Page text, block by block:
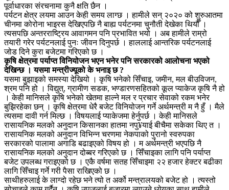
पूर्वाधारका संरचनामा कुनै क्षति छैन ।
पर्यटन क्षेत्र लयमा आउन केही समय लाग्छ । हामीले सन् २०२० को शुरुआतमा
चीनमा कोरोना भाइरस देखिएपछि नै बाह्य पर्यटनमा चुनौती देखेका थियौँ ।
त्यसपछि अन्तरराष्ट्रिय आवागमन पनि प्रभावित भयो । अब हामीले राम्रो
तयारी गरेर पर्यटनलाई पुनः जीवन दिनुपर्छ । हाललाई आन्तरिक पर्यटनलाई
जोड दिने कुरा बजेटमा गरिएको छ ।
कृषि क्षेत्रमा पर्याप्त विनियोजन भएन भनेर पनि सरकारको आलोचना भएको
देखिन्छ । यसमा मन्त्रीज्यूको के भनाइ छ ?
यसमा बुझाइको समस्या देखियो । कृषि भनेको सिँचाइ, जमीन, मल बीउविजन,
श्रम पनि हो । विद्युत्, ग्रामीण सडक, भण्डारणसहितको कूल प्याकेज कृषि नै हो
। केही मानिसले कृषि भनेको खेतमा हाल्ने मल र प्रचार सेवाको रकम भनेर
बुझिरहेका छन् । कृषि क्षेत्रमा धेरै बजेट विनियोजन गर्ने अर्थमन्त्री म नै हुँ । मैले
त्यसमा दावी गर्न मिल्छ । विषयलाई प्याकेजमा हेर्नुपर्छ । केही मानिसले
रासायनिक मलको अनुदान किसानका हातमा नपु¥याई बीचैमा सकेका थिए त ।
रासायनिक मलको अनुदान विभिन्न चरणमा नेकपाको पुरानो स्वरुपका
सरकारको पालामा अगाडि बढाइएको विषय हो । म अर्थमन्त्री भएपछि नै
रासायनिक मलको अनुदान दोब्बर गरिएको छ । सिँचाइका लागि पनि पर्याप्त
बजेट उपलब्ध गराइएको छ । एकै वर्षमा सतह सिँचाइमा २२ हजार हेक्टर बढीका
लागि सिँचाइ गर्ने गरी पैसा राखिएको छ ।
साथीहरुलाई के लाग्दो रहेछ भने त्यो त अर्को मन्त्रालयको बजेट हो । त्यस्तो